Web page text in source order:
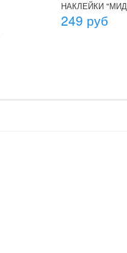
НАКЛЕЙКИ
249 руб